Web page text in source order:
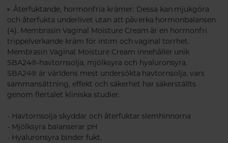
Återfuktande, hormonfria krämer: Dessa kan mjukgöra
och återfukta underlivet utan att påverka hormonbalansen
(4). Membrasin Vaginal Moisture Cream är en hormonfri
trippelverkande kräm för intim och vaginal torrhet.
Membrasin Vaginal Moisture Cream innehåller unik
SBA24®-havtornsolja, mjölksyra och hyaluronsyra.
SBA24® är världens mest undersökta havtornsolja, vars
sammansättning, effekt och säkerhet har säkerställts
genom flertalet kliniska studier.
- Havtornsolja skyddar och återfuktar slemhinnorna
- Mjölksyra balanserar pH
- Hyaluronsyra binder fukt.